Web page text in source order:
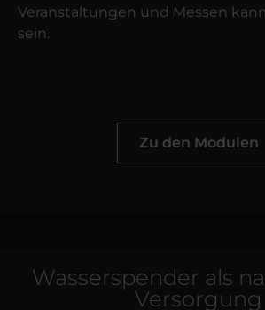
Veranstaltungen und Messen
sein.
Zu den Modulen
Wasserspender als
Versorgung